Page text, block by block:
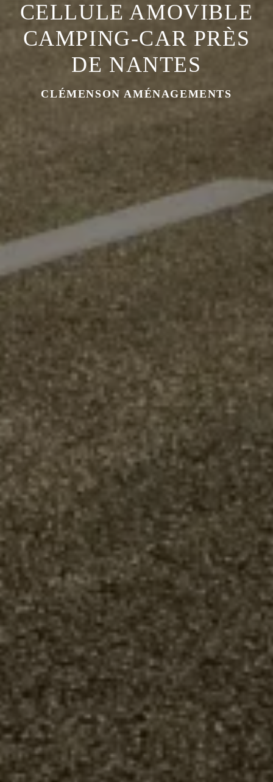
CELLULE AMOVIBLE
CAMPING-CAR PRÈS
DE NANTES
CLÉMENSON AMÉNAGEMENTS